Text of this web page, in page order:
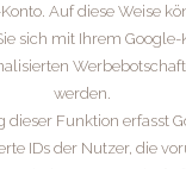
Auf diese Weise
sich mit Ihrem Google-
werden.
dieser Funktion erfasst
IDs der Nutzer, die